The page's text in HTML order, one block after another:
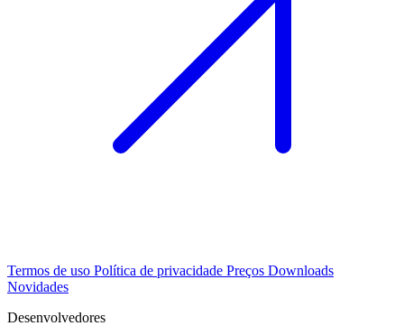
Termos de uso Política de privacidade Preços Downloads
Novidades
Desenvolvedores